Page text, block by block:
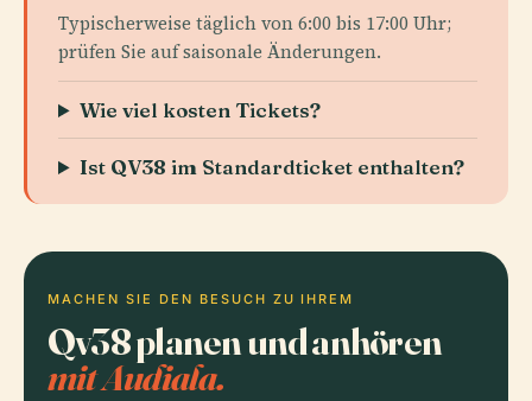
Typischerweise täglich von 6:00 bis 17:00 Uhr;
prüfen Sie auf saisonale Änderungen.
Wie viel kosten Tickets?
Ist QV38 im Standardticket enthalten?
MACHEN SIE DEN BESUCH ZU IHREM
Qv38 planen und anhören
mit Audiala.